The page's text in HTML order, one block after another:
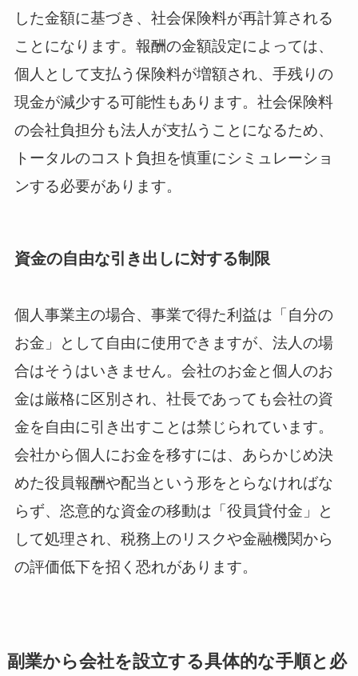
した金額に基づき、社会保険料が再計算される
ことになります。報酬の金額設定によっては、
個人として支払う保険料が増額され、手残りの
現金が減少する可能性もあります。社会保険料
の会社負担分も法人が支払うことになるため、
トータルのコスト負担を慎重にシミュレーショ
ンする必要があります。
資金の自由な引き出しに対する制限
個人事業主の場合、事業で得た利益は「自分の
お金」として自由に使用できますが、法人の場
合はそうはいきません。会社のお金と個人のお
金は厳格に区別され、社長であっても会社の資
金を自由に引き出すことは禁じられています。
会社から個人にお金を移すには、あらかじめ決
めた役員報酬や配当という形をとらなければな
らず、恣意的な資金の移動は「役員貸付金」と
して処理され、税務上のリスクや金融機関から
の評価低下を招く恐れがあります。
副業から会社を設立する具体的な手順と必